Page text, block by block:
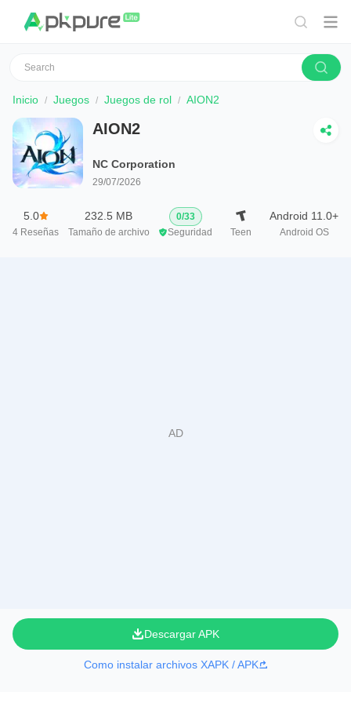
Inicio Juegos Juegos de rol AION2
AION2
NC Corporation
29/07/2026
5.0
4 Reseñas
232.5 MB
Tamaño de archivo
0/33
Seguridad
Teen
Android 11.0+
Android OS
Descargar APK
Como instalar archivos XAPK / APK